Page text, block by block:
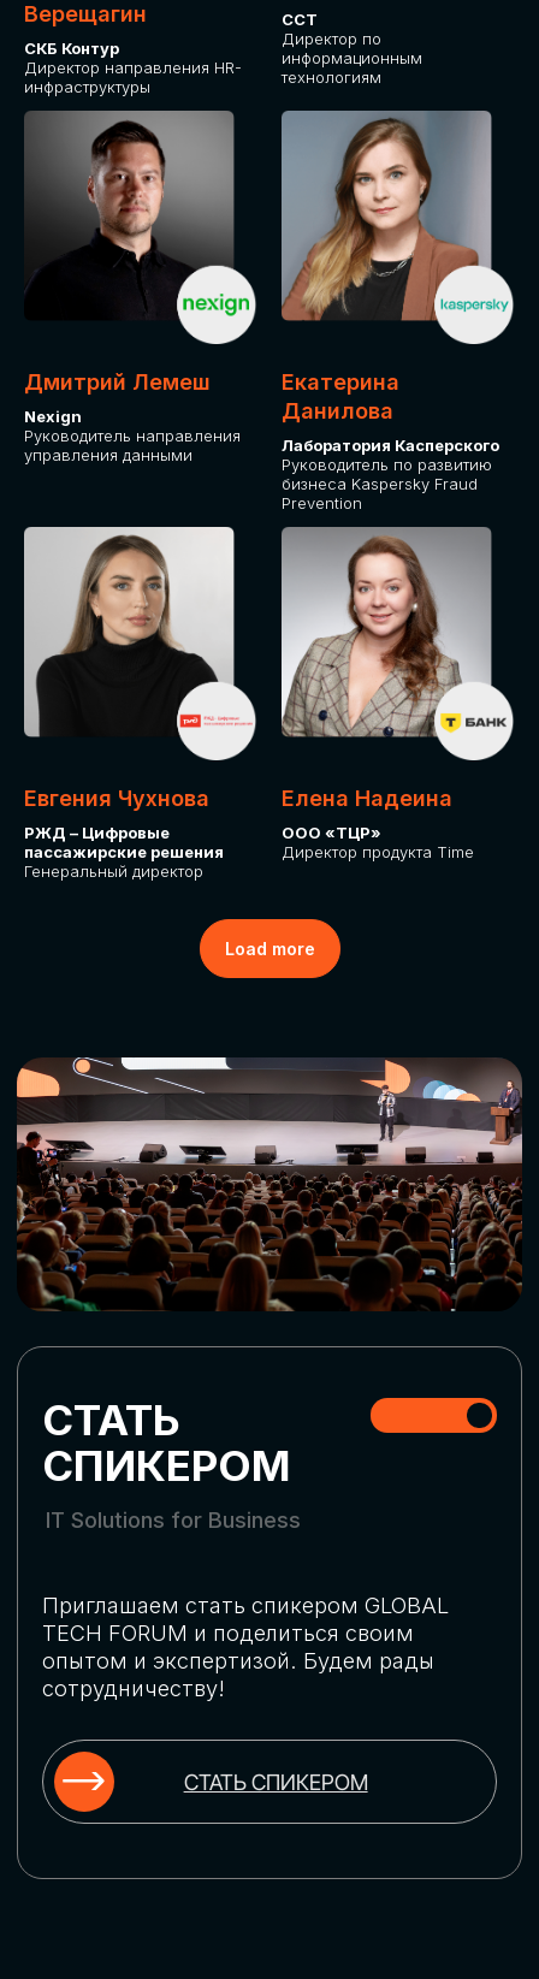
Верещагин
СКБ Контур
Директор направления HR-
инфраструктуры
ССТ
Директор по
информационным
технологиям
Дмитрий Лемеш
Nexign
Руководитель направления
управления данными
Екатерина
Данилова
Лаборатория Касперского
Руководитель по развитию
бизнеса Kaspersky Fraud
Prevention
Евгения Чухнова
РЖД – Цифровые
пассажирские решения
Генеральный директор
Елена Надеина
ООО «ТЦР»
Директор продукта Time
Load more
ДЛЯ ОПЛАТЫ БИЛЕТОВ
Оплата через сервис Timepad
ПРИОБРЕСТИ БИЛЕТ